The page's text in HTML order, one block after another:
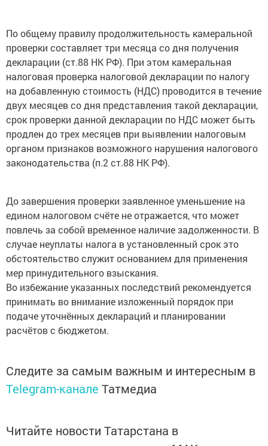
По общему правилу продолжительность камеральной
проверки составляет три месяца со дня получения
декларации (ст.88 НК РФ). При этом камеральная
налоговая проверка налоговой декларации по налогу
на добавленную стоимость (НДС) проводится в течение
двух месяцев со дня представления такой декларации,
срок проверки данной декларации по НДС может быть
продлен до трех месяцев при выявлении налоговым
органом признаков возможного нарушения налогового
законодательства (п.2 ст.88 НК РФ).
До завершения проверки заявленное уменьшение на
едином налоговом счёте не отражается, что может
повлечь за собой временное наличие задолженности. В
случае неуплаты налога в установленный срок это
обстоятельство служит основанием для применения
мер принудительного взыскания.
Во избежание указанных последствий рекомендуется
принимать во внимание изложенный порядок при
подаче уточнённых деклараций и планировании
расчётов с бюджетом.
Следите за самым важным и интересным в
Telegram-канале Татмедиа
Читайте новости Татарстана в